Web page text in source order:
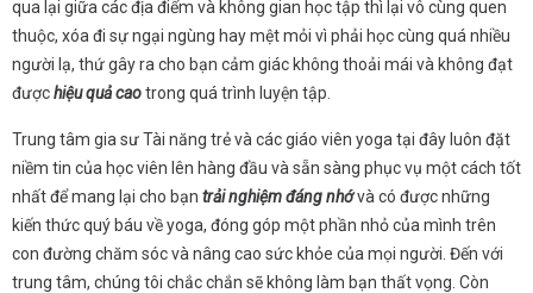
qua lại giữa các địa điểm và không gian học tập thì lại vô cùng quen
thuộc, xóa đi sự ngại ngùng hay mệt mỏi vì phải học cùng quá nhiều
người lạ, thứ gây ra cho bạn cảm giác không thoải mái và không đạt
đượchiệu quả caotrong quá trình luyện tập.
Trung tâm gia sư Tài năng trẻ và các giáo viên yoga tại đây luôn đặt
niềm tin của học viên lên hàng đầu và sẵn sàng phục vụ một cách tốt
nhất để mang lại cho bạn trải nghiệm đáng nhớvà có được những
kiến thức quý báu về yoga, đóng góp một phần nhỏ của mình trên
con đường chăm sóc và nâng cao sức khỏe của mọi người. Đến với
trung tâm, chúng tôi chắc chắn sẽ không làm bạn thất vọng. Còn